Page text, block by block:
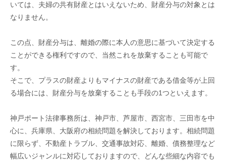
いては、夫婦の共有財産とはいえないため、財産分与の対象とは
なりません。
この点、財産分与は、離婚の際に本人の意思に基づいて決定する
ことができる権利ですので、当然これを放棄することも可能で
す。
そこで、プラスの財産よりもマイナスの財産である借金等が上回
る場合には、財産分与を放棄することも手段の1つといえます。
神戸ポート法律事務所は、神戸市、芦屋市、西宮市、三田市を中
心に、兵庫県、大阪府の相続問題を解決しております。相続問題
に限らず、不動産トラブル、交通事故対応、離婚、債務整理など
幅広いジャンルに対応しておりますので、どんな些細な内容でも